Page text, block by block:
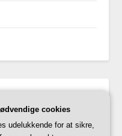
cookies
udelukkende for at sikre,